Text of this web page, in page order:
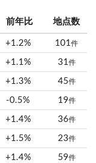
前年比 地点数
+1.2% 101 件
+1.1% 31 件
+1.3% 45件
-0.5% 19件
+1.4% 36件
+1.5% 23件
+1.4% 59件